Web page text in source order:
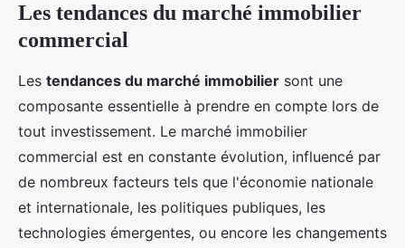
Les tendances du marché immobilier
commercial
Les tendances du marché immobilier sont une
composante essentielle à prendre en compte lors de
tout investissement. Le marché immobilier
commercial est en constante évolution, influencé par
de nombreux facteurs tels que l'économie nationale
et internationale, les politiques publiques, les
technologies émergentes, ou encore les changements